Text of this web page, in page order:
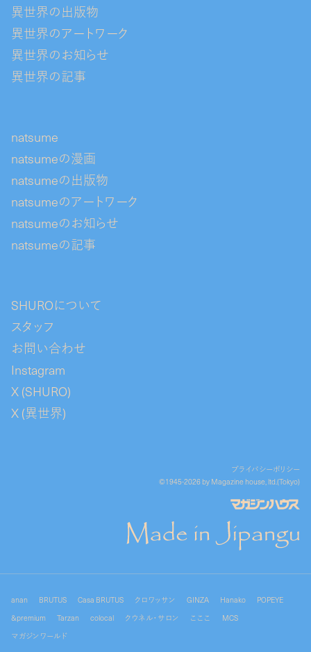
異世界の出版物
異世界のアートワーク
異世界のお知らせ
異世界の記事
natsume
natsumeの漫画
natsumeの出版物
natsumeのアートワーク
natsumeのお知らせ
natsumeの記事
SHUROについて
スタッフ
お問い合わせ
Instagram
X (SHURO)
X (異世界)
プライバシーポリシー
©1945-2026 by Magazine house, ltd.(Tokyo)
anan BRUTUS Casa BRUTUS クロワッサン GINZA Hanako
POPEYE
&premium
Tarzan colocal クウネル・サロン こここ
MCS
マガジンワールド